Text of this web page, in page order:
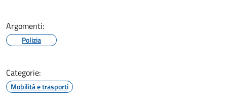
Argomenti:
Polizia
Categorie:
Mobilità e trasporti